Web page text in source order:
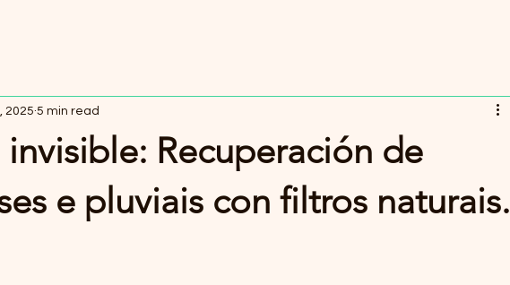
Recuperación de
e pluviais con filtros naturais.
2025 5 min read